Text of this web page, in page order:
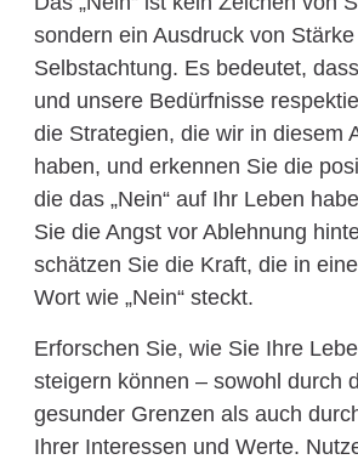
sondern ein Ausdruck von Stärke
Selbstachtung. Es bedeutet,
und unsere Bedürfnisse
die Strategien, die wir in diesem
haben, und erkennen Sie die
die das „Nein“ auf Ihr Leben
Sie die Angst vor Ablehnung
schätzen Sie die Kraft, die in
Wort wie „Nein“ steckt.
Erforschen Sie, wie Sie Ihre
steigern können – sowohl durch
gesunder Grenzen als auch
Ihrer Interessen und Werte.